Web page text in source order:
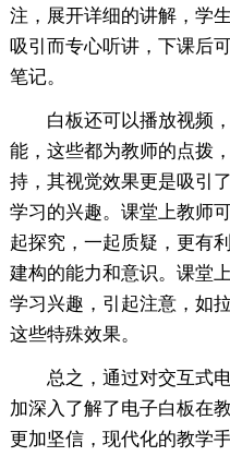
注，展开详细的讲解，学
吸引而专心听讲，下课后
笔记。
白板还可以播放视频
能，这些都为教师的点拨
持，其视觉效果更是吸引
学习的兴趣。课堂上教师
起探究，一起质疑，更有
建构的能力和意识。课堂
学习兴趣，引起注意，如
这些特殊效果。
总之，通过对交互式
加深入了解了电子白板在
更加坚信，现代化的教学